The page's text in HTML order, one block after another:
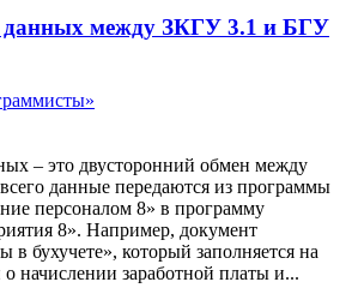
данных между ЗКГУ 3.1 и БГУ
– это двусторонний обмен между
данные передаются из программы
персоналом 8» в программу
8». Например, документ
в бухучете», который заполняется на
начислении заработной платы и...